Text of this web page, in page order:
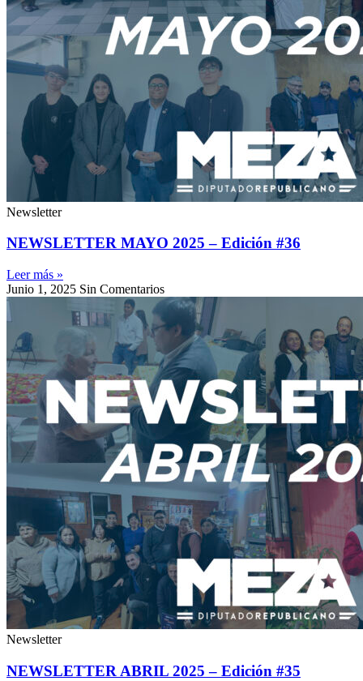
Newsletter
NEWSLETTER MAYO 2025 – Edición #36
Leer más »
Junio 1, 2025 Sin Comentarios
Newsletter
NEWSLETTER ABRIL 2025 – Edición #35